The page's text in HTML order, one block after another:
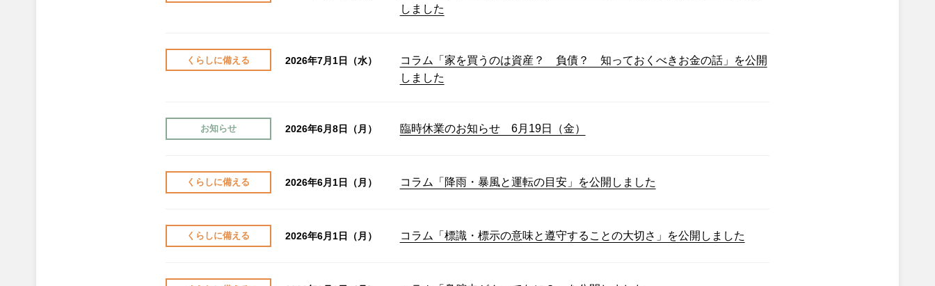
しました
くらしに備える 2026年7月1日（水）
コラム「家を買うのは資産？ 負債？ 知っておくべきお金の話」を公開
しました
お知らせ 2026年6月8日（月） 臨時休業のお知らせ 6月19日（金）
くらしに備える 2026年6月1日（月） コラム「降雨・暴風と運転の目安」を公開しました
くらしに備える 2026年6月1日（月） コラム「標識・標示の意味と遵守することの大切さ」を公開しました